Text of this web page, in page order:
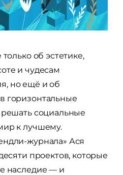
об эстетике,
и чудесам
но ещё и об
горизонтальные
социальные
к лучшему.
журнала» Ася
проектов, которые
наследие — и